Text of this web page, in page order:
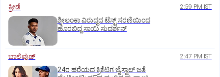
ಕ್ರೀಡೆ 2:59 PM IST
ಶ್ರೀಲಂಕಾ ವಿರುದ್ಧದ ಟೆಸ್ಟ್ ಸರಣಿಯಿಂದ
ಹೊರಬಿದ್ದ ಸಾಯಿ ಸುದರ್ಶನ್
ಬಾಲಿವುಡ್‌ 2:47 PM IST
24ರ ಹರೆಯದ ಕ್ರಿಕೆಟಿಗ ಜೈಸ್ವಾಲ್‌ ಜತೆ